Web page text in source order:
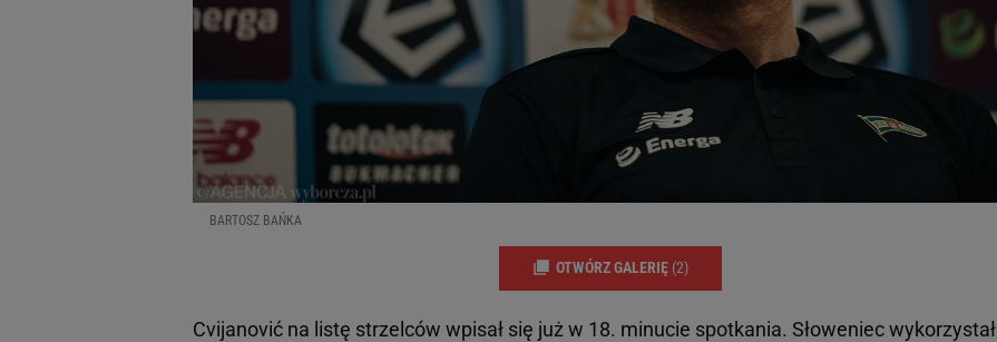
BARTOSZ BAŃKA
OTWÓRZ GALERIĘ (2)
Cvijanović na listę strzelców wpisał się już w 18. minucie spotkania. Słoweniec wykorzystał